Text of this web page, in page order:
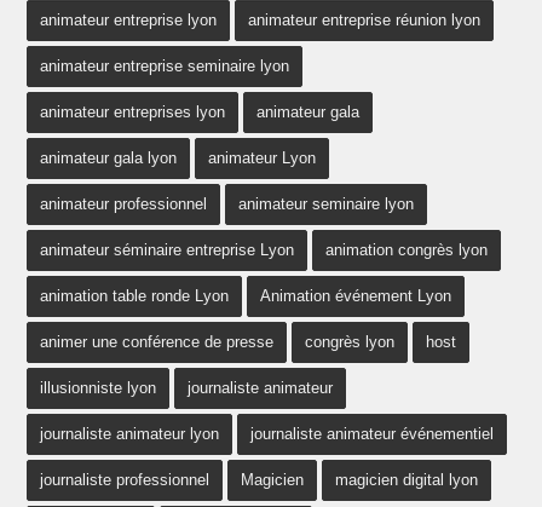
animateur entreprise lyon animateur entreprise réunion lyon
animateur entreprise seminaire lyon
animateur entreprises lyon animateur gala
animateur gala lyon animateur Lyon
animateur professionnel animateur seminaire lyon
animateur séminaire entreprise Lyon animation congrès lyon
animation table ronde Lyon Animation événement Lyon
animer une conférence de presse congrès lyon host
illusionniste lyon journaliste animateur
journaliste animateur lyon journaliste animateur événementiel
journaliste professionnel Magicien magicien digital lyon